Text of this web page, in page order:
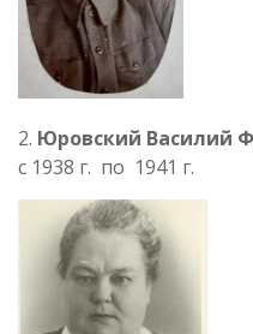
2. Юровский Василий
с 1938 г. по 1941 г.